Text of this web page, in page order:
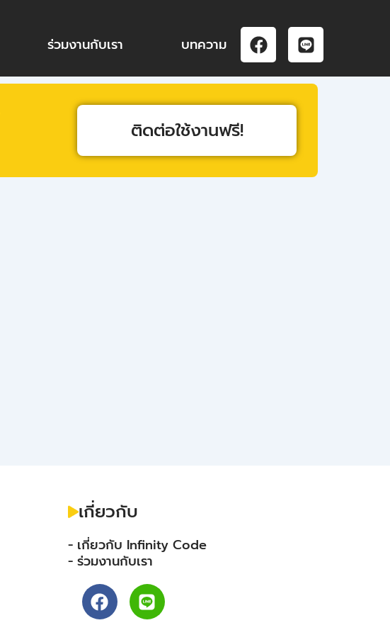
ร่วมงานกับเรา บทความ
F
a
e
b
k
L
i
e
ติดต่อใช้งานฟรี!
เกี่ยวกับ
- เกี่ยวกับ Infinity Code
- ร่วมงานกับเรา
F
a
L
i